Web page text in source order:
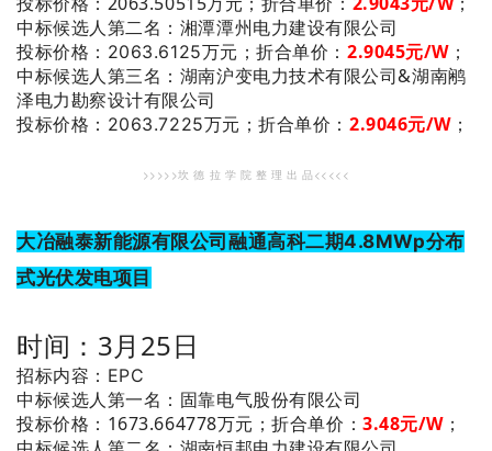
中标候选人第二名 ：湘潭潭州电力建设有限公司
投标价格：2063.6125万元；折合单价： 2.9045元/W；
中标候选人第三名 ：湖南沪变电力技术有限公司&湖南鹇
泽电力勘察设计有限公司
投标价格：2063.7225万元；折合单价： 2.9046元/W；
>>>>>坎 德 拉 学 院 整 理 出 品<<<<<
大冶融泰新能源有限公司融通高科二期4.8MWp分布
式光伏发电项目
时间：3月25日
招标内容：EPC
中标候选人第一名 ：固靠电气股份有限公司
投标价格：1673.664778万元；折合单价：3.48元/W；